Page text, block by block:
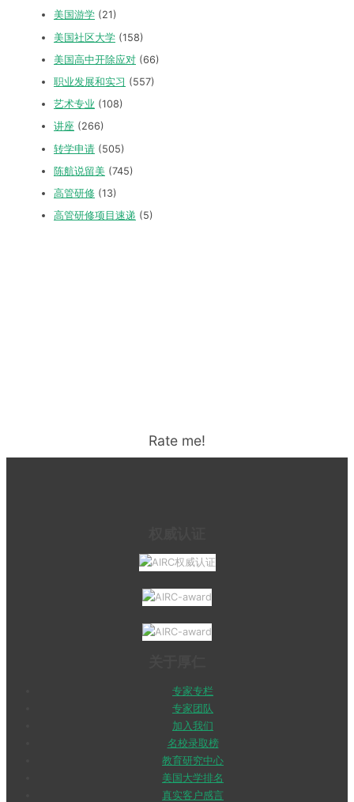
美国游学 (21)
美国社区大学 (158)
美国高中开除应对 (66)
职业发展和实习 (557)
艺术专业 (108)
讲座 (266)
转学申请 (505)
陈航说留美 (745)
高管研修 (13)
高管研修项目速递 (5)
Rate me!
专家专栏
专家团队
加入我们
名校录取榜
教育研究中心
美国大学排名
真实客户感言